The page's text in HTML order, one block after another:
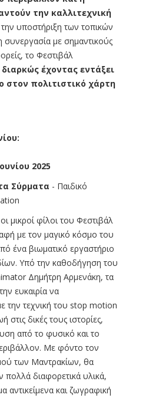
την καλλιτεχνική
υποστήριξη των τοπικών
συνεργασία με σημαντικούς
το Φεστιβάλ
έχοντας εντάξει
στον πολιτιστικό χάρτη
2025
Σύρματα - Παιδικό
μικροί φίλοι του Φεστιβάλ
με τον μαγικό κόσμο του
ένα βιωματικό εργαστήριο
Υπό την καθοδήγηση του
Δημήτρη Αρμενάκη, τα
ευκαιρία να
την τεχνική του stop motion
δικές τους ιστορίες,
από το φυσικό και το
Με φόντο τον
των Μαντρακίων, θα
πολλά διαφορετικά υλικά,
αντικείμενα και ζωγραφική